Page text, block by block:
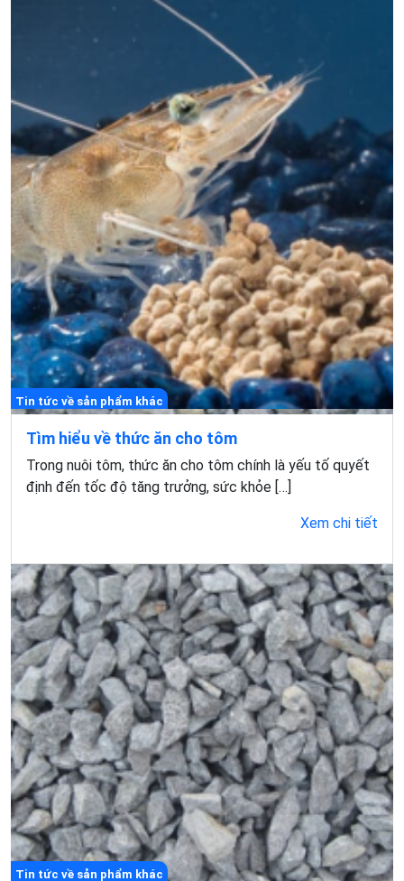
Tin tức về sản phẩm khác
Tìm hiểu về thức ăn cho tôm
Trong nuôi tôm, thức ăn cho tôm chính là yếu tố quyết
định đến tốc độ tăng trưởng, sức khỏe […]
Xem chi tiết
Tin tức về sản phẩm khác